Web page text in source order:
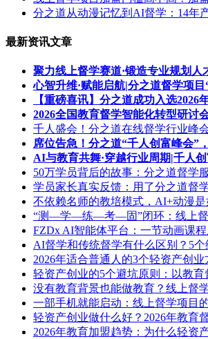
分之道从动漫记忆到AI督学：14年
最新资讯文章
聚力线上督学赛道·锻造专业规划
心智升维·赋能启航|分之道督学项
【重磅喜讯】分之道成功入选
2026全国教育督学智能化转型研讨
千人盛会！分之道在线督学行业峰
席位告急！分之道“千人创富峰会”
AI与教育共舞·穿越行业周期|千人
50万学员背后的故事：分之道督学
学员家长真实反馈：用了分之道督
不依赖名师的教培模式，AI+动漫是
“测—学—练—考—固”闭环：线上督
FZDx AI智能体平台：一节动画课
AI督学和传统督学有什么区别？5
2026年适合普通人的3个轻资产创
轻资产创业的5个避坑原则：以教育
没有教育背景也能做教育？线上督
一部手机就能启动：线上督学项目
轻资产创业做什么好？2026年教育
2026年教育加盟趋势：为什么轻资